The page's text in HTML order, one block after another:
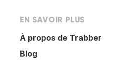
EN SAVOIR PLUS
À propos de Trabber
Blog